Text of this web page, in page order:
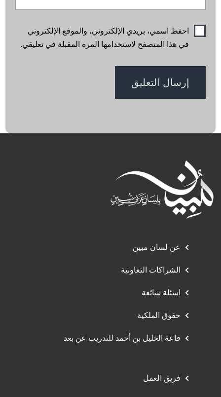
احفظ اسمي، بريدي الإلكتروني، والموقع الإلكتروني
في هذا المتصفح لاستخدامها المرة المقبلة في تعليقي.
عن لسان مبين
الشراكات التعاونية
اسئلة شائعة
حقوق الملكية
قاعة الخليل بن أحمد للتدريب عن بعد
فريق العمل